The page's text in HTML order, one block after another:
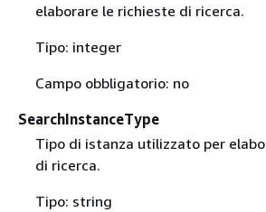
elaborare le richieste di ricerca.
Tipo: integer
Campo obbligatorio: no
SearchInstanceType
Tipo di istanza utilizzato per
di ricerca.
Tipo: string